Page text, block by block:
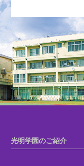
光明学園のご紹介